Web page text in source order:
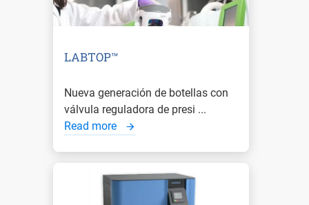
LABTOP™
Nueva generación de botellas con
válvula reguladora de presi ...
Read more